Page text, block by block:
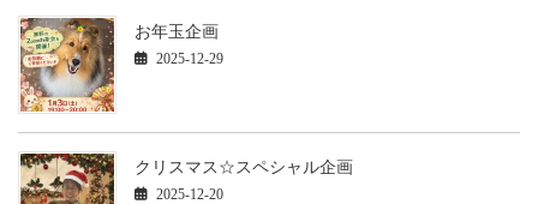
お年玉企画
2025-12-29
クリスマス☆スペシャル企画
2025-12-20